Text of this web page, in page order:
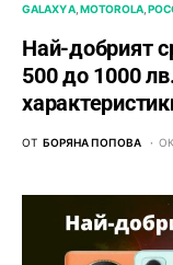
GALAXY A MOTOROLA
Най-добрият
500 до 1000
ОТ БОРЯНА ПОПОВА